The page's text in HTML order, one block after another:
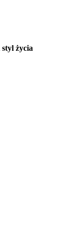
życia